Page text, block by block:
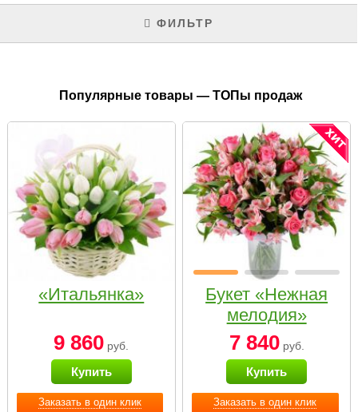
ФИЛЬТР
Популярные товары — ТОПы продаж
Заказать в один клик
«Итальянка»
9 860 руб.
Купить
Заказать в один клик
Букет «Нежная
мелодия»
7 840руб.
Купить